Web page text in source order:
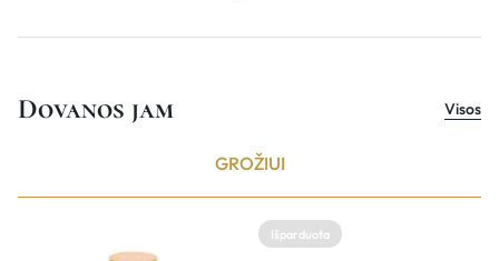
Dovanos jam Visos
GROŽIUI
Išparduota